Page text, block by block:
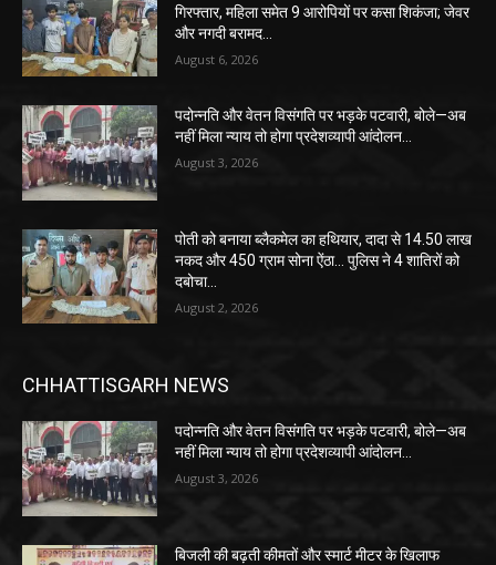
गिरफ्तार, महिला समेत 9 आरोपियों पर कसा शिकंजा; जेवर
और नगदी बरामद…
August 6, 2026
पदोन्नति और वेतन विसंगति पर भड़के पटवारी, बोले—अब
नहीं मिला न्याय तो होगा प्रदेशव्यापी आंदोलन…
August 3, 2026
पोती को बनाया ब्लैकमेल का हथियार, दादा से 14.50 लाख
नकद और 450 ग्राम सोना ऐंठा… पुलिस ने 4 शातिरों को
दबोचा…
August 2, 2026
CHHATTISGARH NEWS
पदोन्नति और वेतन विसंगति पर भड़के पटवारी, बोले—अब
नहीं मिला न्याय तो होगा प्रदेशव्यापी आंदोलन…
August 3, 2026
बिजली की बढ़ती कीमतों और स्मार्ट मीटर के खिलाफ